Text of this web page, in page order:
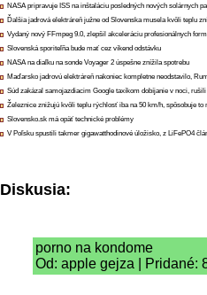
NASA pripravuje ISS na inštaláciu posledných nových solárnych
Ďalšia jadrová elektráreň južne od Slovenska musela kvôli teplu
Vydaný nový FFmpeg 9.0, zlepšil akceleráciu profesionálnych
Slovenská sporiteľňa bude mať cez víkend odstávku
NASA na diaľku na sonde Voyager 2 úspešne znížila spotrebu
Maďarsko jadrovú elektráreň nakoniec kompletne neodstavilo,
Súd zakázal samojazdiacim Google taxíkom dobíjanie v noci,
Železnice znižujú kvôli teplu rýchlosť iba na 50 km/h, spôsobuje to
Slovensko.sk má opäť technické problémy
V Poľsku spustili takmer gigawatthodinové úložisko, z LiFePO4
Diskusia:
porno na kondome
Od: apple gejza | Pridané: